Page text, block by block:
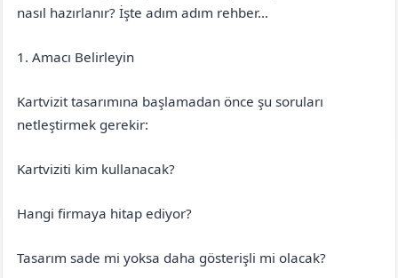
nasıl hazırlanır? İşte adım adım rehber…
1. Amacı Belirleyin
Kartvizit tasarımına başlamadan önce şu soruları
netleştirmek gerekir:
Kartviziti kim kullanacak?
Hangi firmaya hitap ediyor?
Tasarım sade mi yoksa daha gösterişli mi olacak?